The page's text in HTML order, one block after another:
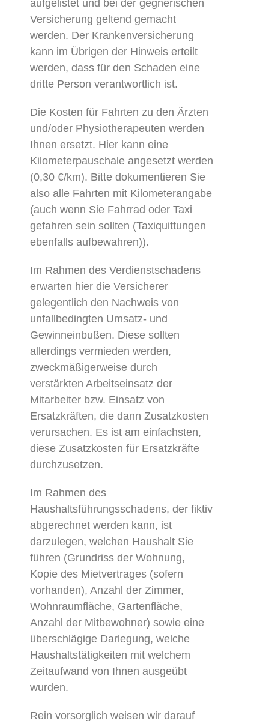
aufgelistet und bei der gegnerischen
Versicherung geltend gemacht
werden. Der Krankenversicherung
kann im Übrigen der Hinweis erteilt
werden, dass für den Schaden eine
dritte Person verantwortlich ist.
Die Kosten für Fahrten zu den Ärzten
und/oder Physiotherapeuten werden
Ihnen ersetzt. Hier kann eine
Kilometerpauschale angesetzt werden
(0,30 €/km). Bitte dokumentieren Sie
also alle Fahrten mit Kilometerangabe
(auch wenn Sie Fahrrad oder Taxi
gefahren sein sollten (Taxiquittungen
ebenfalls aufbewahren)).
Im Rahmen des Verdienstschadens
erwarten hier die Versicherer
gelegentlich den Nachweis von
unfallbedingten Umsatz- und
Gewinneinbußen. Diese sollten
allerdings vermieden werden,
zweckmäßigerweise durch
verstärkten Arbeitseinsatz der
Mitarbeiter bzw. Einsatz von
Ersatzkräften, die dann Zusatzkosten
verursachen. Es ist am einfachsten,
diese Zusatzkosten für Ersatzkräfte
durchzusetzen.
Im Rahmen des
Haushaltsführungsschadens, der fiktiv
abgerechnet werden kann, ist
darzulegen, welchen Haushalt Sie
führen (Grundriss der Wohnung,
Kopie des Mietvertrages (sofern
vorhanden), Anzahl der Zimmer,
Wohnraumfläche, Gartenfläche,
Anzahl der Mitbewohner) sowie eine
überschlägige Darlegung, welche
Haushaltstätigkeiten mit welchem
Zeitaufwand von Ihnen ausgeübt
wurden.
Rein vorsorglich weisen wir darauf